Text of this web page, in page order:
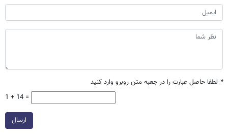
* لطفا حاصل عبارت را در جعبه متن روبرو وارد کنید
1 + 14 =
ارسال